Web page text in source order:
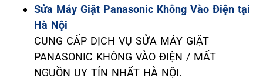
Sửa Máy Giặt Panasonic Không Vào Điện tại
Hà Nội
CUNG CẤP DỊCH VỤ SỬA MÁY GIẶT
PANASONIC KHÔNG VÀO ĐIỆN / MẤT
NGUỒN UY TÍN NHẤT HÀ NỘI.